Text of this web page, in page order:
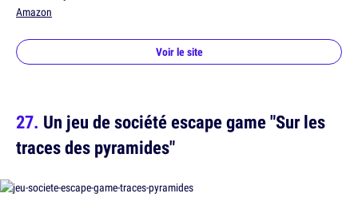
Amazon
Voir le site
Un jeu de société escape game "Sur les
traces des pyramides"